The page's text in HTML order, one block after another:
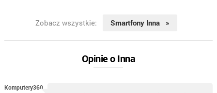
Zobacz wszystkie: Smartfony Inna »
Opinie o Inna
Komputery360